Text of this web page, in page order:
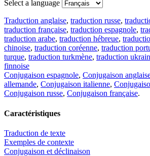
Select a language
Traduction anglaise, traduction russe,
traduction française, traduction espagnole,
traduction arabe, traduction hébreue,
chinoise, traduction coréenne, traduction
turque, traduction turkmène, traduction
finnoise
Conjugaison espagnole, Conjugaison
allemande, Conjugaison italienne,
Conjugaison russe, Conjugaison française.
Caractéristiques
Traduction de texte
Exemples de contexte
Conjugaison et déclinaison